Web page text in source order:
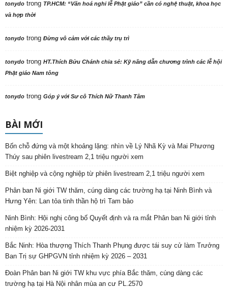
tonydo trong TP.HCM: “Văn hoá nghi lễ Phật giáo” cần có nghệ thuật, khoa học
và hợp thời
tonydo trong Đừng vô cảm với các thầy trụ trì
tonydo trong HT.Thích Bửu Chánh chia sẻ: Kỹ năng dẫn chương trình các lễ hội
Phật giáo Nam tông
tonydo trong Góp ý với Sư cô Thích Nữ Thanh Tâm
BÀI MỚI
Bốn chỗ đứng và một khoảng lặng: nhìn về Lý Nhã Kỳ và Mai Phương
Thúy sau phiên livestream 2,1 triệu người xem
Biệt nghiệp và cộng nghiệp từ phiên livestream 2,1 triệu người xem
Phân ban Ni giới TW thăm, cúng dàng các trường hạ tại Ninh Bình và
Hưng Yên: Lan tỏa tinh thần hộ trì Tam bảo
Ninh Bình: Hội nghị công bố Quyết định và ra mắt Phân ban Ni giới tỉnh
nhiệm kỳ 2026-2031
Bắc Ninh: Hòa thượng Thích Thanh Phụng được tái suy cử làm Trưởng
Ban Trị sự GHPGVN tỉnh nhiệm kỳ 2026 – 2031
Đoàn Phân ban Ni giới TW khu vực phía Bắc thăm, cúng dàng các
trường hạ tại Hà Nội nhân mùa an cư PL.2570